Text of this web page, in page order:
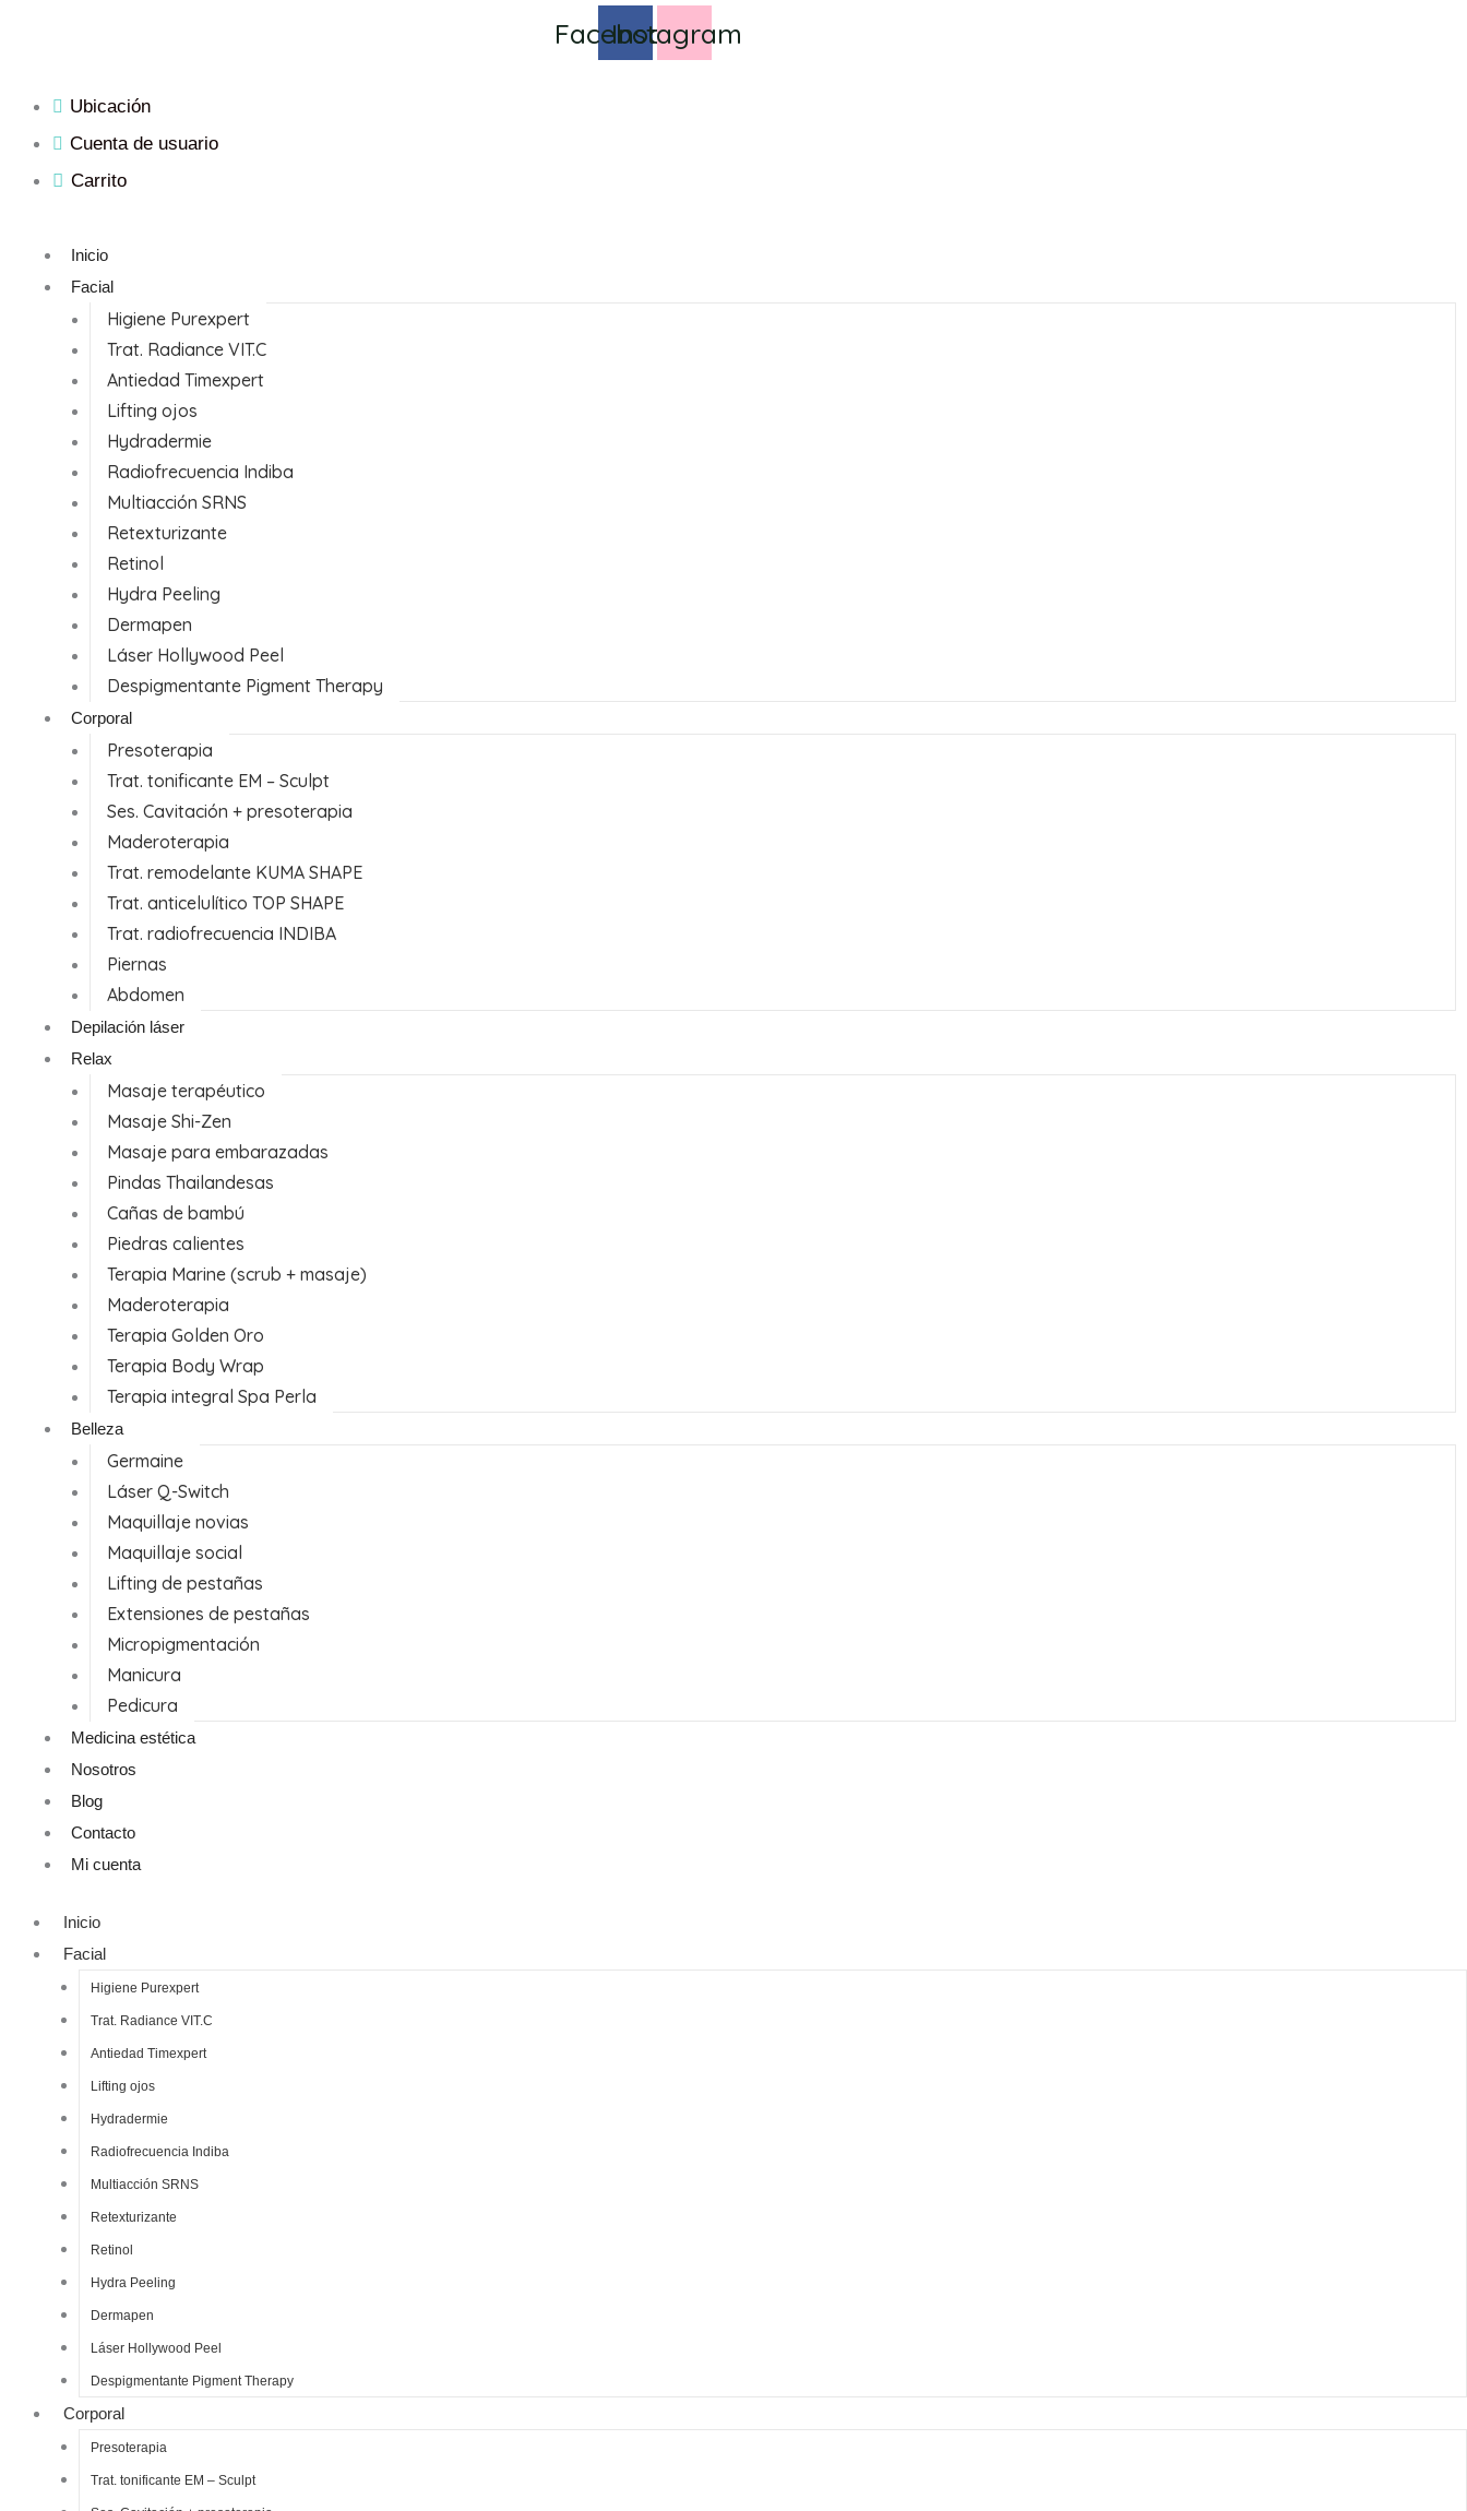
Facebook
Instagram
Ubicación
Cuenta de usuario
Carrito
Inicio
Facial
Higiene Purexpert
Trat. Radiance VIT.C
Antiedad Timexpert
Lifting ojos
Hydradermie
Radiofrecuencia Indiba
Multiacción SRNS
Retexturizante
Retinol
Hydra Peeling
Dermapen
Láser Hollywood Peel
Despigmentante Pigment Therapy
Corporal
Presoterapia
Trat. tonificante EM – Sculpt
Ses. Cavitación + presoterapia
Maderoterapia
Trat. remodelante KUMA SHAPE
Trat. anticelulítico TOP SHAPE
Trat. radiofrecuencia INDIBA
Piernas
Abdomen
Depilación láser
Relax
Masaje terapéutico
Masaje Shi-Zen
Masaje para embarazadas
Pindas Thailandesas
Cañas de bambú
Piedras calientes
Terapia Marine (scrub + masaje)
Maderoterapia
Terapia Golden Oro
Terapia Body Wrap
Terapia integral Spa Perla
Belleza
Germaine
Láser Q-Switch
Maquillaje novias
Maquillaje social
Lifting de pestañas
Extensiones de pestañas
Micropigmentación
Manicura
Pedicura
Medicina estética
Nosotros
Blog
Contacto
Mi cuenta
Inicio
Facial
Higiene Purexpert
Trat. Radiance VIT.C
Antiedad Timexpert
Lifting ojos
Hydradermie
Radiofrecuencia Indiba
Multiacción SRNS
Retexturizante
Retinol
Hydra Peeling
Dermapen
Láser Hollywood Peel
Despigmentante Pigment Therapy
Corporal
Presoterapia
Trat. tonificante EM – Sculpt